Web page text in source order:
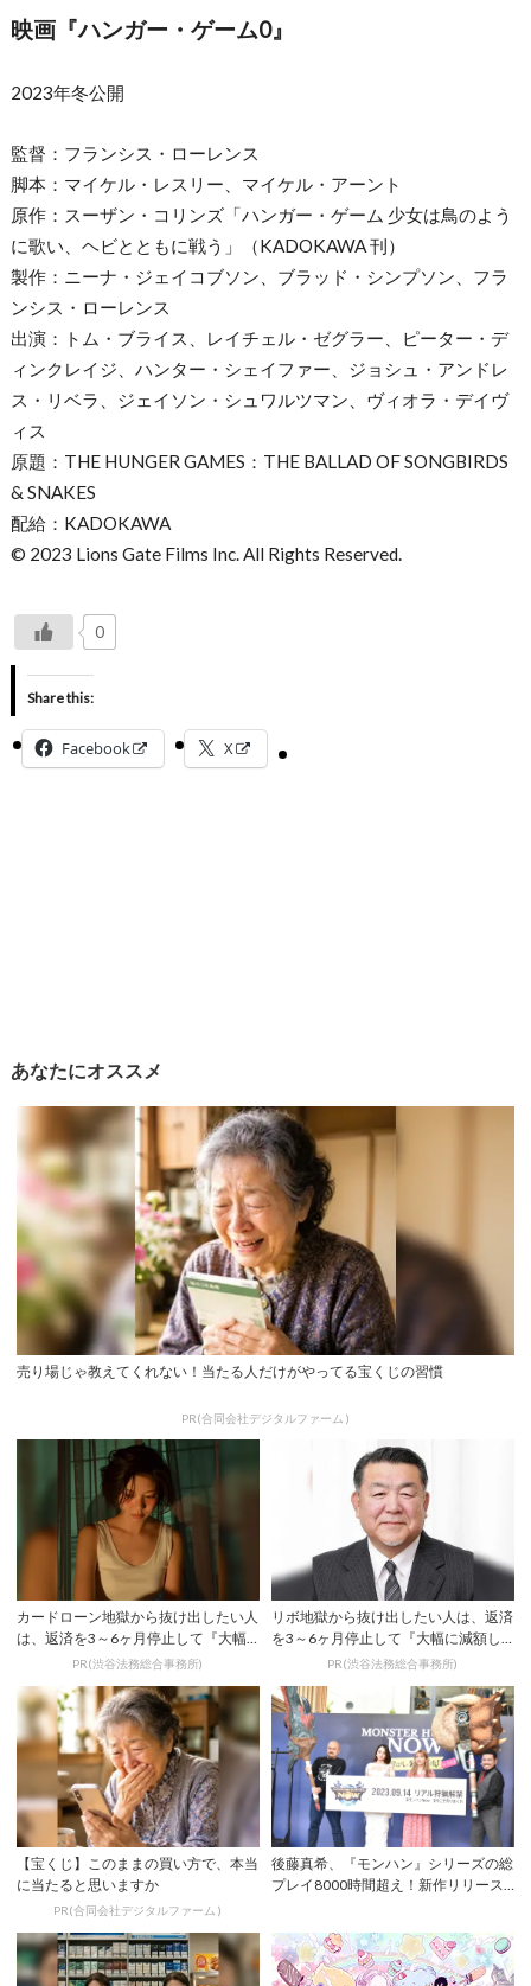
映画『ハンガー・ゲーム0』
2023年冬公開
監督：フランシス・ローレンス
脚本：マイケル・レスリー、マイケル・アーント
原作：スーザン・コリンズ「ハンガー・ゲーム 少女は鳥のよう
に歌い、ヘビとともに戦う」（KADOKAWA 刊）
製作：ニーナ・ジェイコブソン、ブラッド・シンプソン、フラ
ンシス・ローレンス
出演：トム・ブライス、レイチェル・ゼグラー、ピーター・デ
ィンクレイジ、ハンター・シェイファー、ジョシュ・アンドレ
ス・リベラ、ジェイソン・シュワルツマン、ヴィオラ・デイヴ
ィス
原題：THE HUNGER GAMES：THE BALLAD OF SONGBIRDS
& SNAKES
配給：KADOKAWA
© 2023 Lions Gate Films Inc. All Rights Reserved.
0
Share this:
Facebook X
あなたにオススメ
売り場じゃ教えてくれない！当たる人だけがやってる宝くじの習慣
PR(合同会社デジタルファーム )
カードローン地獄から抜け出したい人
は、返済を3～6ヶ月停止して『大幅
に減額してか...PR(渋谷法務総合事務所)
リボ地獄から抜け出したい人は、返済
を3～6ヶ月停止して『大幅に減額し
てから返済す...PR(渋谷法務総合事務所)
【宝くじ】このままの買い方で、本当
に当たると思いますか
PR(合同会社デジタルファーム )
後藤真希、『モンハン』シリーズの総
プレイ8000時間超え！新作リリース